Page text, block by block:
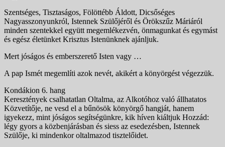
Szentséges, Tisztaságos, Fölöttébb Áldott, Dicsőséges
Nagyasszonyunkról, Istennek Szülőjéről és Örökszűz Máriáról
minden szentekkel együtt megemlékezvén, önmagunkat és egymást
és egész életünket Krisztus Istenünknek ajánljuk.
Mert jóságos és emberszerető Isten vagy …
A pap Ismét megemlíti azok nevét, akikért a könyörgést végezzük.
Kondákion 6. hang
Keresztények csalhatatlan Oltalma, az Alkotóhoz való állhatatos
Közvetítője, ne vesd el a bűnösök könyörgő hangját, hanem
igyekezz, mint jóságos segítségünkre, kik híven kiáltjuk Hozzád:
légy gyors a közbenjárásban és siess az esedezésben, Istennek
Szülője, ki mindenkor ol­talmazod tisztelőidet.